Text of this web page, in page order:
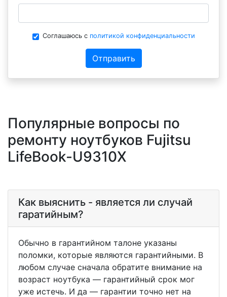
Соглашаюсь с политикой конфиденциальности
Отправить
Популярные вопросы по
ремонту ноутбуков Fujitsu
LifeBook-U9310X
Как выяснить - является ли случай
гаратийным?
Обычно в гарантийном талоне указаны
поломки, которые являются гарантийными. В
любом случае сначала обратите внимание на
возраст ноутбука — гарантийный срок мог
уже истечь. И да — гарантии точно нет на